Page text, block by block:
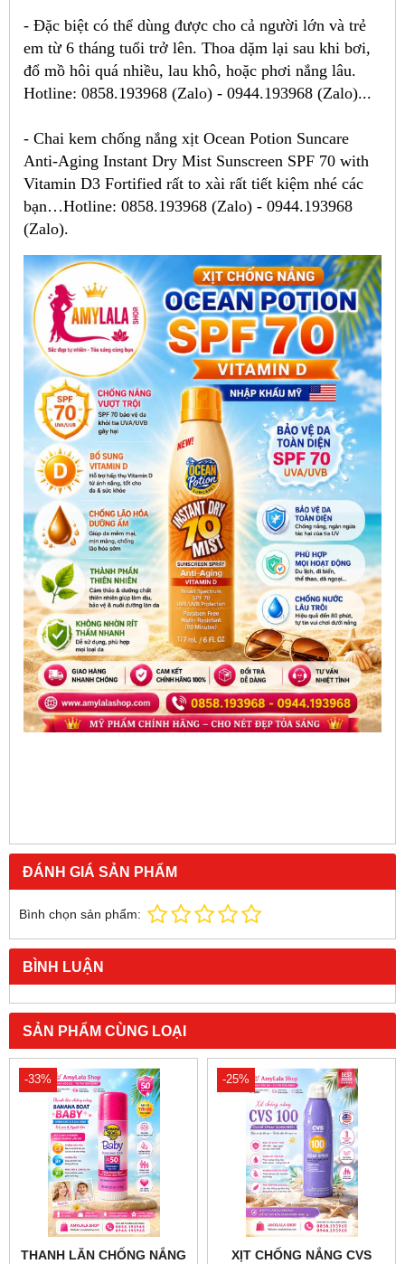
- Đặc biệt có thể dùng được cho cả người lớn và trẻ
em từ 6 tháng tuổi trở lên. Thoa dặm lại sau khi bơi,
đổ mồ hôi quá nhiều, lau khô, hoặc phơi nắng lâu.
Hotline: 0858.193968 (Zalo) - 0944.193968 (Zalo)...
- Chai kem chống nắng xịt Ocean Potion Suncare
Anti-Aging Instant Dry Mist Sunscreen SPF 70 with
Vitamin D3 Fortified rất to xài rất tiết kiệm nhé các
bạn…Hotline: 0858.193968 (Zalo) - 0944.193968
(Zalo).
ĐÁNH GIÁ SẢN PHẨM
Bình chọn sản phẩm:
BÌNH LUẬN
SẢN PHẨM CÙNG LOẠI
-33%
THANH LĂN CHỐNG NẮNG
-25%
XỊT CHỐNG NẮNG CVS